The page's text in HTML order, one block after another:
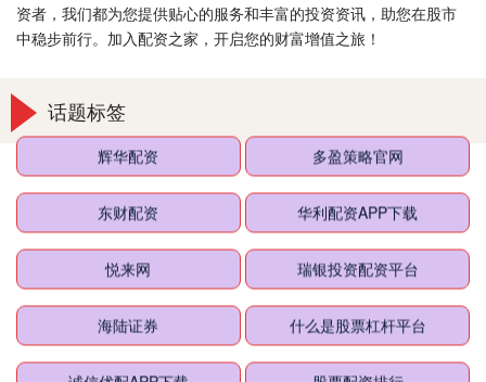
资者，我们都为您提供贴心的服务和丰富的投资资讯，助您在股市
中稳步前行。加入配资之家，开启您的财富增值之旅！
话题标签
辉华配资 多盈策略官网
东财配资 华利配资APP下载
悦来网 瑞银投资配资平台
海陆证券 什么是股票杠杆平台